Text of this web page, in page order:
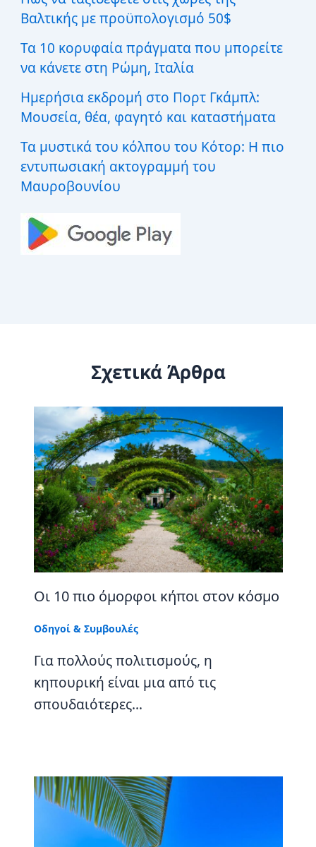
:Βαλτικής με προϋπολογισμό 50$
Τα 10 κορυφαία πράγματα που μπορείτε
να κάνετε στη Ρώμη, Ιταλία
Ημερήσια εκδρομή στο Πορτ Γκάμπλ:
Μουσεία, θέα, φαγητό και καταστήματα
Τα μυστικά του κόλπου του Κότορ: Η πιο
εντυπωσιακή ακτογραμμή του
Μαυροβουνίου
Σχετικά Άρθρα
Οι 10 πιο όμορφοι κήποι στον κόσμο
Οδηγοί & Συμβουλές
Για πολλούς πολιτισμούς, η
κηπουρική είναι μια από τις
σπουδαιότερες…